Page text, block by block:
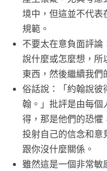
境中，但這並不代表
規範。
不要太在意負面評論
說什麼或怎麼想，所
東西，然後繼續我們
俗話說：「約翰說彼
翰。」批評是由每個
得，那是他們的恐懼
投射自己的信念和意
跟你沒什麼關係。
雖然這是一個非常敏